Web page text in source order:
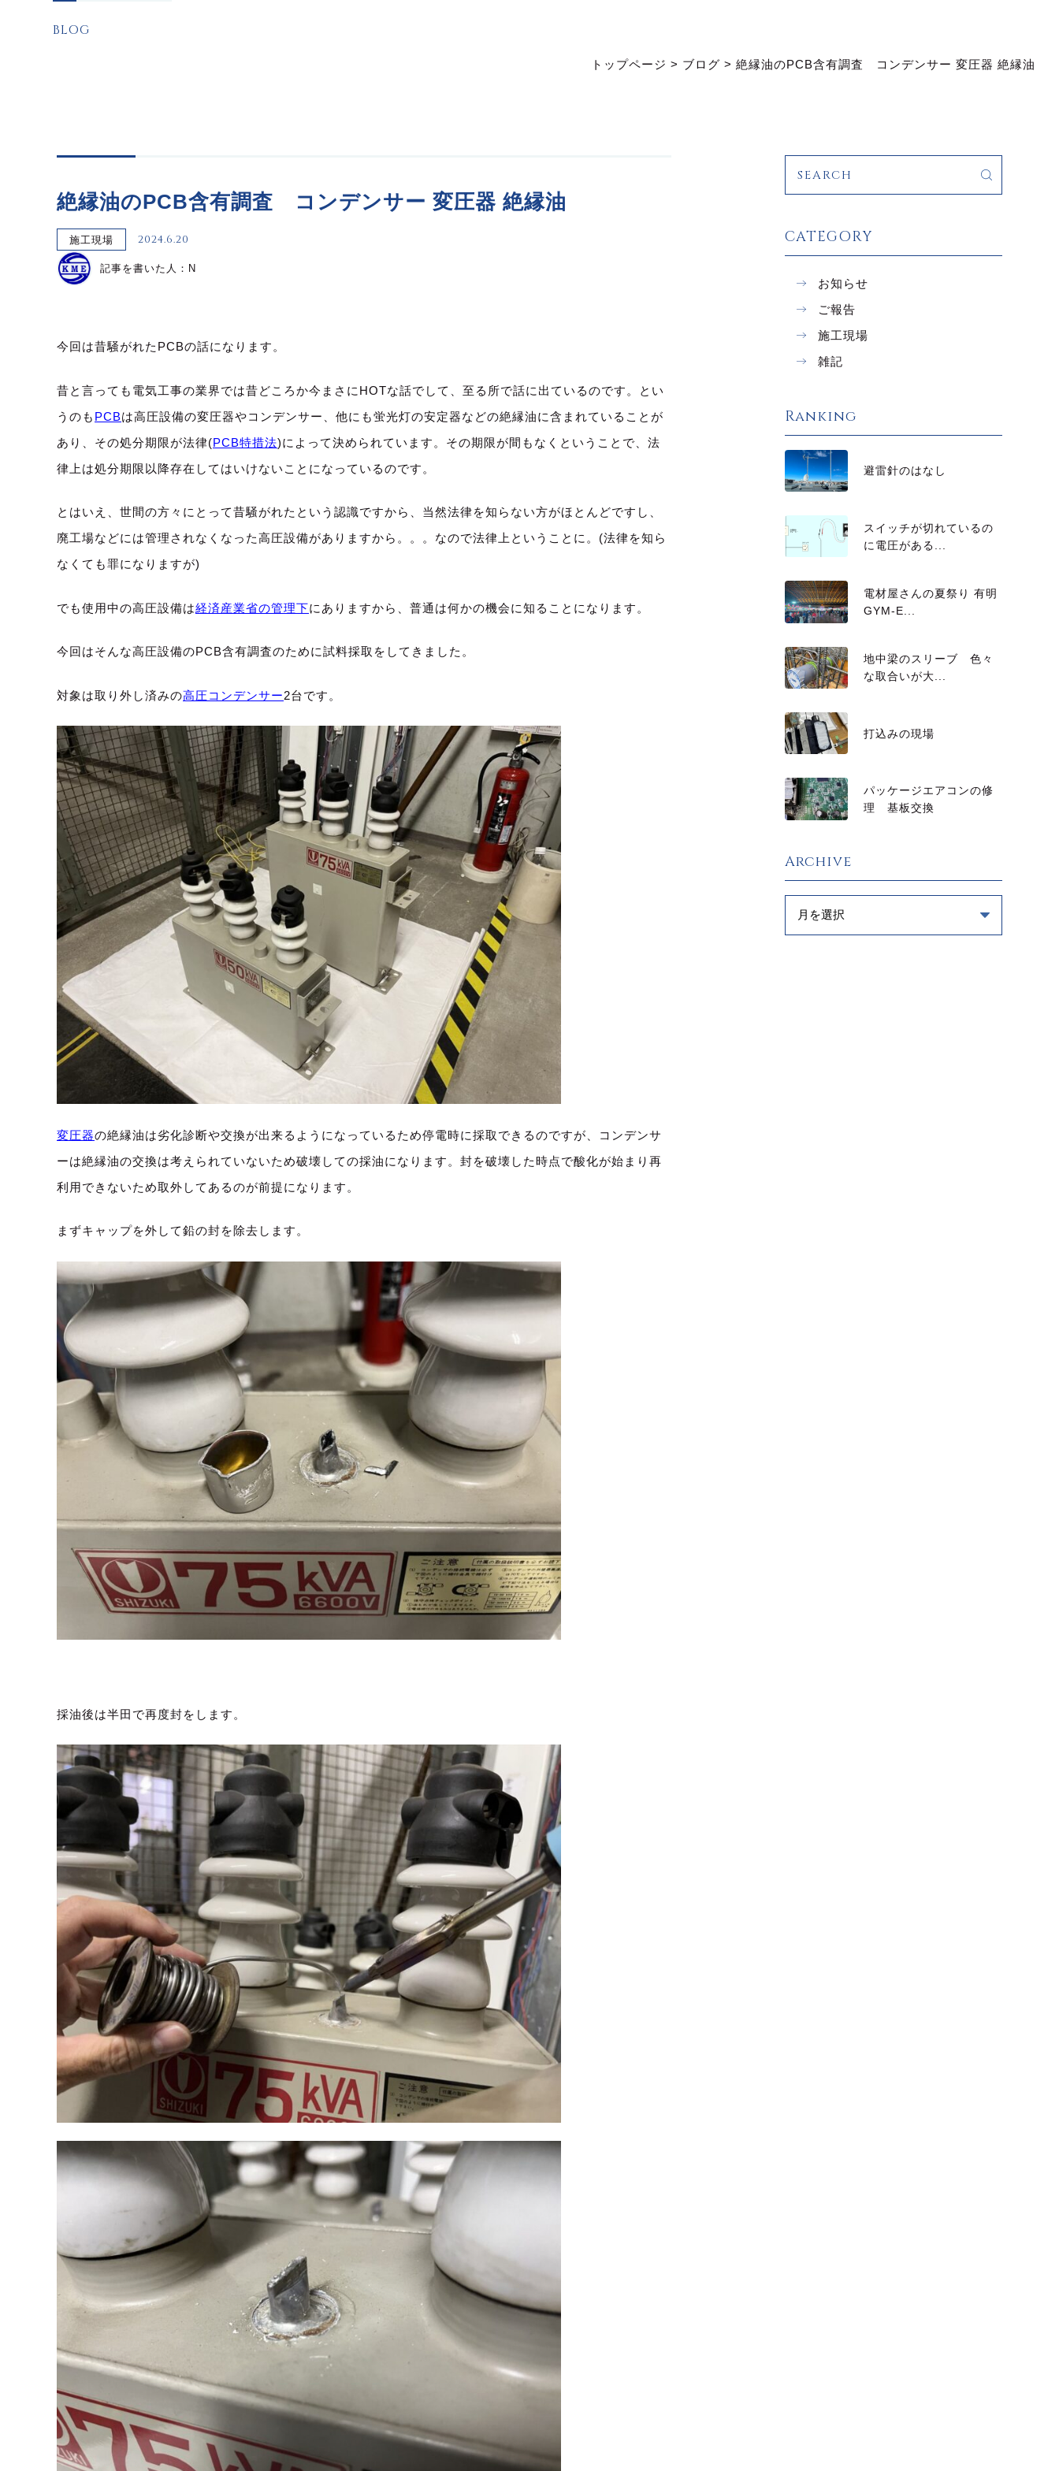
BLOG
トップページ > ブログ > 絶縁油のPCB含有調査 コンデンサー 変圧器 絶縁油
絶縁油のPCB含有調査 コンデンサー 変圧器 絶縁油
施工現場 2024.6.20
記事を書いた人：N
今回は昔騒がれた PCBの話になります。
昔と言っても電気工事の業界では昔どころか今まさに HOTな話でして、至る所で話に出ているのです。とい
うのも PCBは高圧設備の変圧器やコンデンサー、他にも蛍光灯の安定器などの絶縁油に含まれていることが
あり、その処分期限が法律(PCB特措法)によって決められています。その期限が間もなくということで、法
律上は処分期限以降存在してはいけないことになっているのです。
とはいえ、世間の方々にとって昔騒がれたという認識ですから、当然法律を知らない方がほとんどですし、
廃工場などには管理されなくなった高圧設備がありますから。。。なので法律上ということに。 (法律を知ら
なくても罪になりますが)
でも使用中の高圧設備は経済産業省の管理下にありますから、普通は何かの機会に知ることになります。
今回はそんな高圧設備のPCB含有調査のために試料採取をしてきました。
対象は取り外し済みの高圧コンデンサー2台です。
変圧器の絶縁油は劣化診断や交換が出来るようになっているため停電時に採取できるのですが、コンデンサ
ーは絶縁油の交換は考えられていないため破壊しての採油になります。封を破壊した時点で酸化が始まり再
利用できないため取外してあるのが前提になります。
まずキャップを外して鉛の封を除去します。
採油後は半田で再度封をします。
CATEGORY
お知らせ
ご報告
施工現場
雑記
Ranking
避雷針のはなし
スイッチが切れているの
に電圧がある...
電材屋さんの夏祭り 有明
GYM-E...
地中梁のスリーブ 色々
な取合いが大...
打込みの現場
パッケージエアコンの修
理 基板交換
Archive